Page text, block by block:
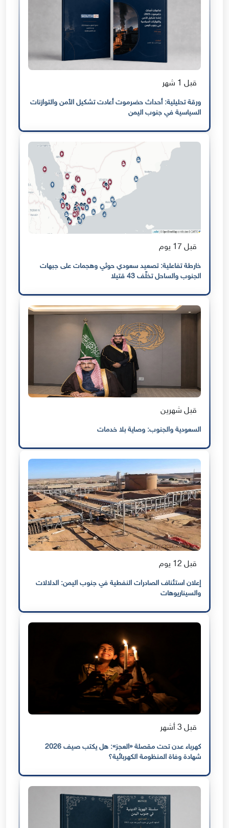
قبل 1 شهر
ورقة تحليلية: أحداث حضرموت أعادت تشكيل الأمن والتوازنات
السياسية في جنوب اليمن
قبل 17 يوم
خارطة تفاعلية: تصعيد سعودي حوثي وهجمات على جبهات
الجنوب والساحل تخلّف 43 قتيلا
قبل شهرين
السعودية والجنوب: وصاية بلا خدمات
قبل 12 يوم
إعلان استئناف الصادرات النفطية في جنوب اليمن: الدلالات
والسيناريوهات
قبل 3 أشهر
كهرباء عدن تحت مقصلة «العجز»: هل يكتب صيف 2026
شهادة وفاة المنظومة الكهربائية؟